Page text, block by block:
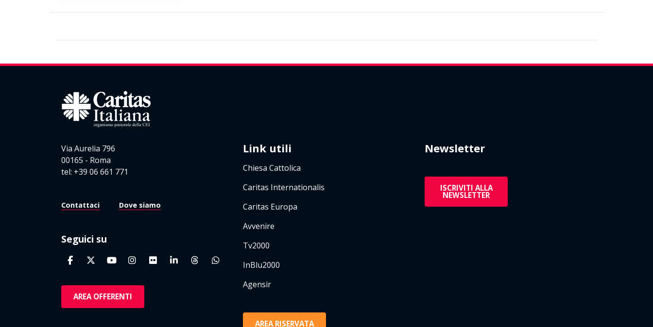
Via Aurelia 796
00165 - Roma
tel: +39 06 661 771
Contattaci Dove siamo
Seguici su
AREA OFFERENTI
Link utili
Chiesa Cattolica
Caritas Internationalis
Caritas Europa
Avvenire
Tv2000
InBlu2000
Agensir
AREA RISERVATA
Newsletter
ISCRIVITI ALLA
NEWSLETTER